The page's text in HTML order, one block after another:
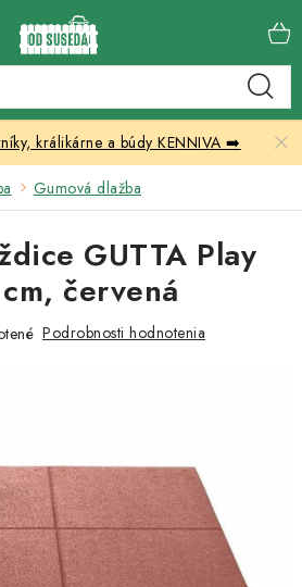
králikárne a búdy KENNIVA ➡️
Gumová dlažba
GUTTA Play
červená
Podrobnosti hodnotenia